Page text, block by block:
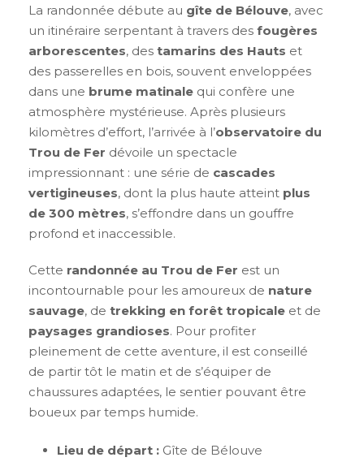
La randonnée débute au gîte de Bélouve, avec
un itinéraire serpentant à travers des fougères
arborescentes, des tamarins des Hauts et
des passerelles en bois, souvent enveloppées
dans une brume matinale qui confère une
atmosphère mystérieuse. Après plusieurs
kilomètres d’effort, l’arrivée à l’observatoire du
Trou de Fer dévoile un spectacle
impressionnant : une série de cascades
vertigineuses, dont la plus haute atteint plus
de 300 mètres, s’effondre dans un gouffre
profond et inaccessible.
Cette randonnée au Trou de Fer est un
incontournable pour les amoureux de nature
sauvage, de trekking en forêt tropicale et de
paysages grandioses. Pour profiter
pleinement de cette aventure, il est conseillé
de partir tôt le matin et de s’équiper de
chaussures adaptées, le sentier pouvant être
boueux par temps humide.
Lieu de départ : Gîte de Bélouve